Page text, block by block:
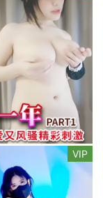
VIP